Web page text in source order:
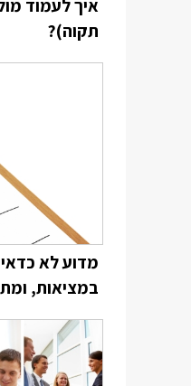
איך לעמוד
תקוה)?
מדוע לא
במציאות,